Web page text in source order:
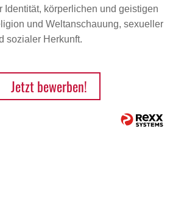
Identität, körperlichen und geistigen
und Weltanschauung, sexueller
sozialer Herkunft.
Jetzt bewerben!